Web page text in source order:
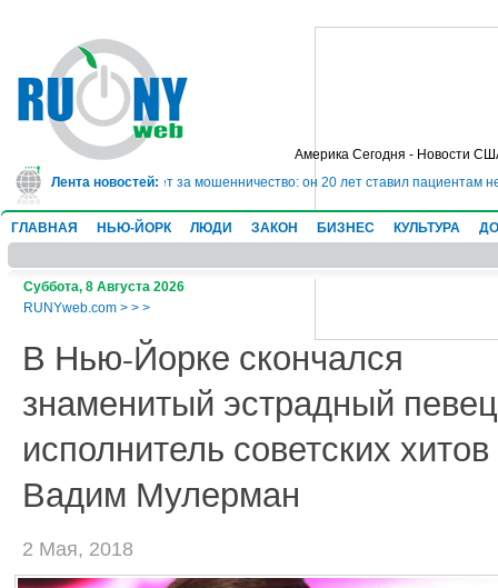
Америка Сегодня - Новости
Лента новостей:
в тюрьму на 10 лет за мошенничество: он 20 лет ставил пациентам
ГЛАВНАЯ НЬЮ-ЙОРК ЛЮДИ ЗАКОН БИЗНЕС КУЛЬТУРА
Суббота, 8 Августа 2026
RUNYweb.com > > >
В Нью-Йорке скончался
знаменитый эстрадный
исполнитель советских хитов
Вадим Мулерман
2 Мая, 2018